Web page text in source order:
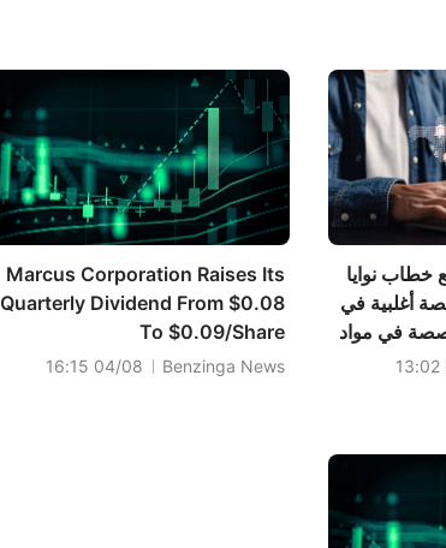
خطاب نوايا
أغلبية في
في مواد
الكشف عن
Marcus Corporation Raises Its
Quarterly Dividend From $0.08
To $0.09/Share
Benzinga News
04/08 16:15